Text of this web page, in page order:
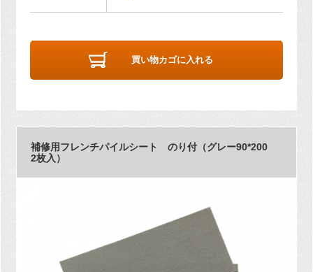
買い物カゴに入れる
補修用フレンチパイルシート のり付（グレー90*200
2枚入）